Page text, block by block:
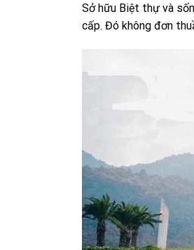
Sở hữu Biệt thự và
cấp. Đó không đơn